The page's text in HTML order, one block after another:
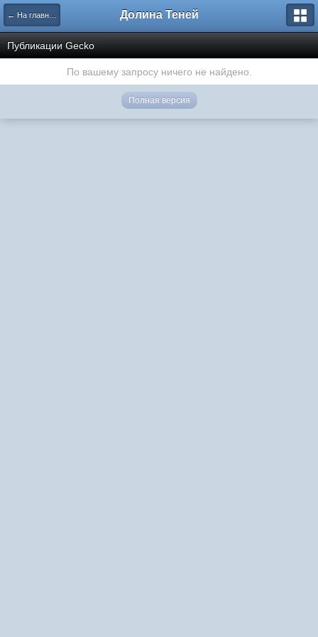
← На главную Долина Теней
Публикации Gecko
По вашему запросу ничего не найдено.
Полная версия